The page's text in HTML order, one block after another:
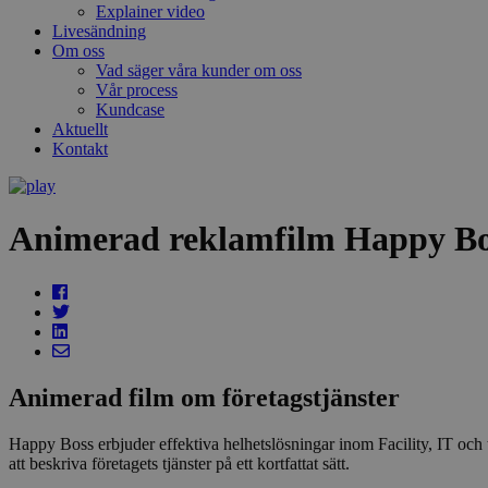
Explainer video
Livesändning
Om oss
Vad säger våra kunder om oss
Vår process
Kundcase
Aktuellt
Kontakt
Animerad reklamfilm Happy
Animerad film om företagstjänster
Happy Boss erbjuder effektiva helhetslösningar inom Facility, IT
att beskriva företagets tjänster på ett kortfattat sätt.